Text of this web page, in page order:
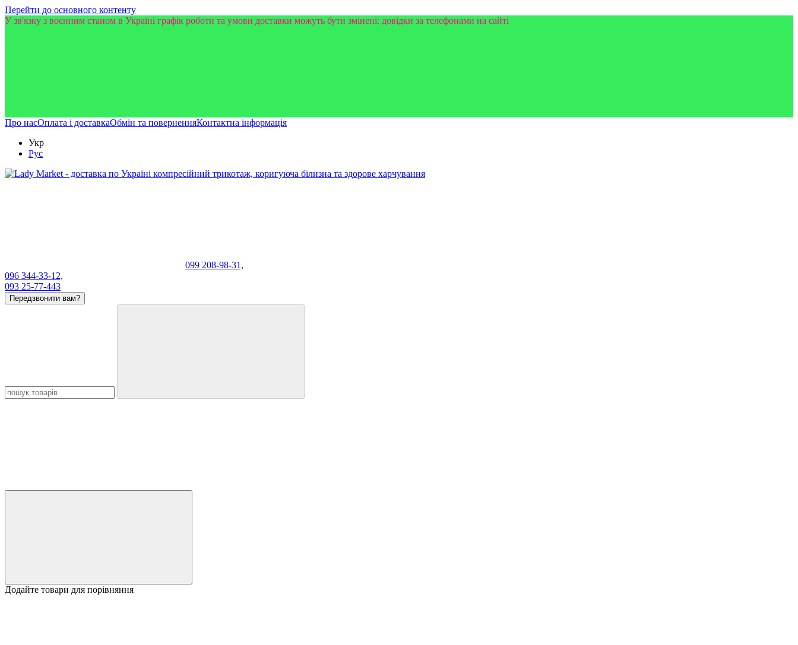
Перейти до основного контенту
У зв'язку з воєнним станом в Україні графік роботи та умови доставки можуть бути змінені: довідки за телефонами на сайті
Про насОплата і доставкаОбмін та поверненняКонтактна інформація
Укр
Рус
099 208-98-31,
096 344-33-12,
093 25-77-443
Передзвонити вам?
Додайте товари для порівняння